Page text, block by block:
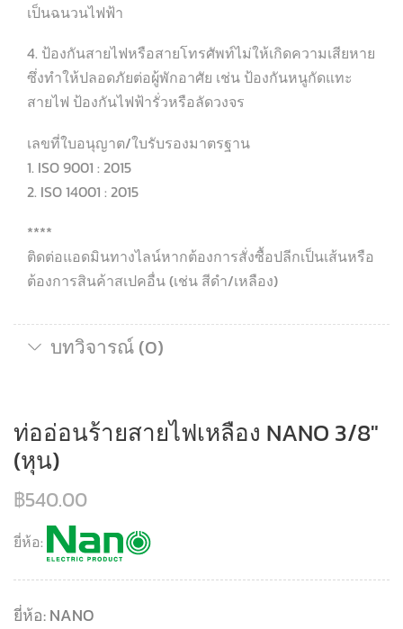
เป็นฉนวนไฟฟ้า
4. ป้องกันสายไฟหรือสายโทรศัพท์ไม่ให้เกิดความเสียหาย
ซึ่งทำให้ปลอดภัยต่อผู้พักอาศัย เช่น ป้องกันหนูกัดแทะ
สายไฟ ป้องกันไฟฟ้ารั่วหรือลัดวงจร
เลขที่ใบอนุญาต/ใบรับรองมาตรฐาน
1. ISO 9001 : 2015
2. ISO 14001 : 2015
****
ติดต่อแอดมินทางไลน์หากต้องการสั่งซื้อปลีกเป็นเส้นหรือ
ต้องการสินค้าสเปคอื่น (เช่น สีดำ/เหลือง)
บทวิจารณ์ (0)
ท่ออ่อนร้ายสายไฟเหลือง NANO 3/8″
(หุน)
฿540.00
ยี่ห้อ:
ยี่ห้อ: NANO